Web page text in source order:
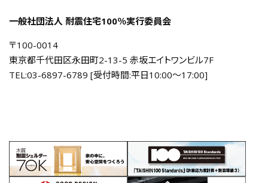
一般社団法人 耐震住宅100％実行委員会
〒100-0014
東京都千代田区永田町2-13-5 赤坂エイトワンビル7F
TEL:03-6897-6789 [受付時間:平日10:00〜17:00]